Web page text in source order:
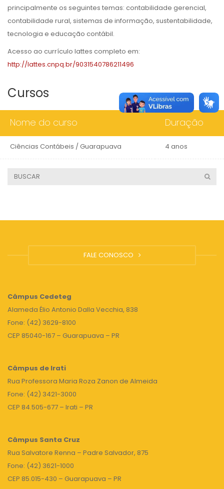
principalmente os seguintes temas: contabilidade gerencial,
contabilidade rural, sistemas de informação, sustentabilidade,
tecnologia e educação contábil.
Acesso ao currículo lattes completo em:
http://lattes.cnpq.br/9031540786211496
Cursos
Nome do curso Duração
Ciências Contábeis / Guarapuava 4 anos
FALE CONOSCO
Câmpus Cedeteg
Alameda Élio Antonio Dalla Vecchia, 838
Fone: (42) 3629-8100
CEP 85040-167 – Guarapuava – PR
Câmpus de Irati
Rua Professora Maria Roza Zanon de Almeida
Fone: (42) 3421-3000
CEP 84.505-677 – Irati – PR
Câmpus Santa Cruz
Rua Salvatore Renna – Padre Salvador, 875
Fone: (42) 3621-1000
CEP 85.015-430 – Guarapuava – PR